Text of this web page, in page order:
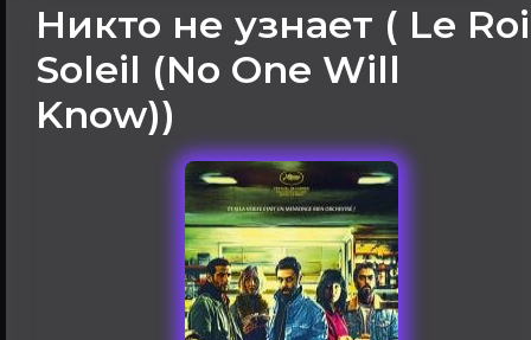
Никто не узнает ( Le Roi
Soleil (No One Will
Know))